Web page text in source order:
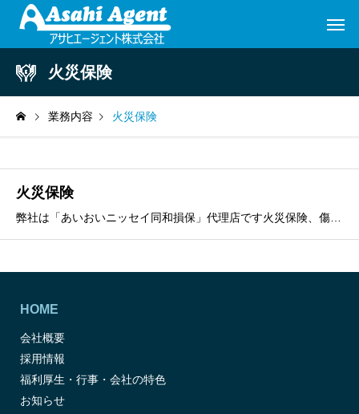
火災保険
業務内容 火災保険
火災保険
HOME
会社概要
採用情報
福利厚生・行事・会社の特色
お知らせ